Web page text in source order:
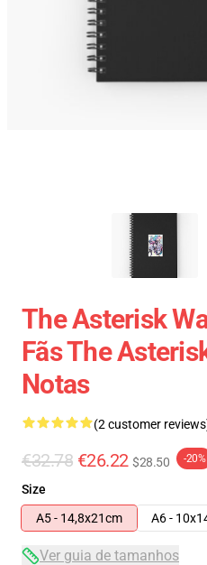
The Asterisk
Fãs The
Notas
(2 customer
€32.78 €26.22 $28.50 -20%
Size
A5 - 14,8x21cm
A6 -
Ver guia de tamanhos